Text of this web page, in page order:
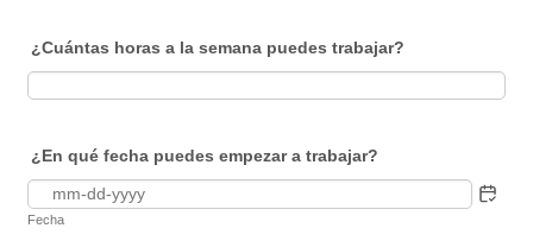
¿Cuántas horas a la semana puedes trabajar?
¿En qué fecha puedes empezar a trabajar?
Fecha